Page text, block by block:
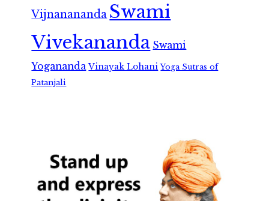
Vijnanananda Swami
Vivekananda Swami
Yogananda Vinayak Lohani Yoga Sutras of
Patanjali